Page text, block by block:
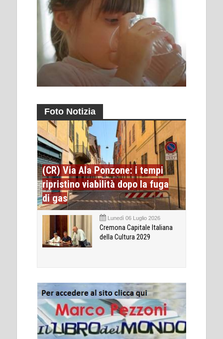
Foto Notizia
(CR) Via Ala Ponzone: i tempi
ripristino viabilità dopo la fuga
di gas
Lunedì 06 Luglio 2026
Cremona Capitale Italiana
della Cultura 2029